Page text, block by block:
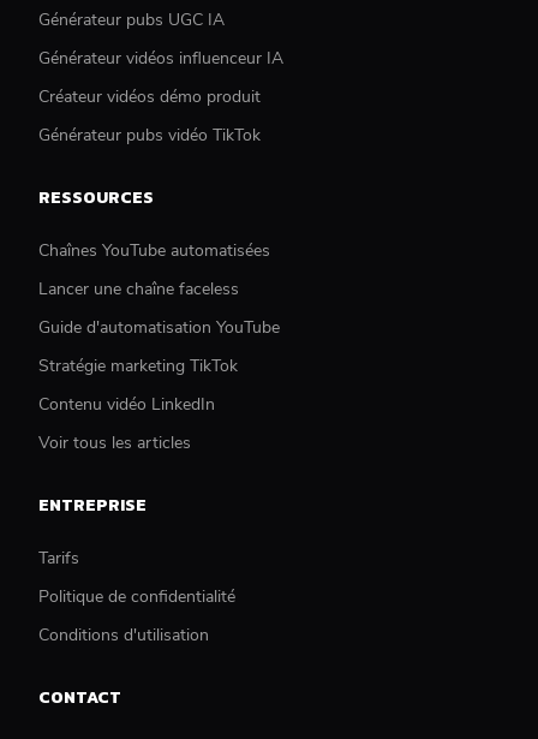
Générateur pubs UGC IA
Générateur vidéos influenceur IA
Créateur vidéos démo produit
Générateur pubs vidéo TikTok
RESSOURCES
Chaînes YouTube automatisées
Lancer une chaîne faceless
Guide d'automatisation YouTube
Stratégie marketing TikTok
Contenu vidéo LinkedIn
Voir tous les articles
ENTREPRISE
Tarifs
Politique de confidentialité
Conditions d'utilisation
CONTACT